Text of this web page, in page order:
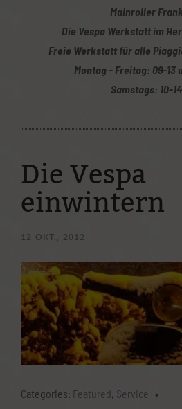
Mit Klick auf die Karte gelangt ihr zur
Mainroller
60385 Frankfurt
(069) 4898 2803
info@mainroller.de
Wenn Ihr Fragen habt, wendet euch
Telefon/Whatsapp mit obiger
Oder ihr nutzt unser Kontaktformular:
Kontaktformular
Mainroller
Die Vespa Werkstatt im
Freie Werkstatt für alle
Montag - Freitag: 09-13
Samstags: 10-
Die Vespa
einwintern
12 OKT., 2012
Categories: Featured, Service
•